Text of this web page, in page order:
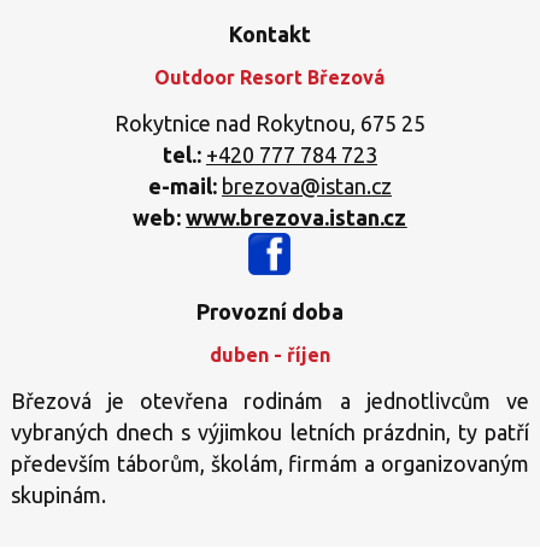
Kontakt
Outdoor Resort Březová
Rokytnice nad Rokytnou, 675 25
tel.: +420 777 784 723
e-mail: brezova@istan.cz
web:www.brezova.istan.cz
Provozní doba
duben - říjen
Březová je otevřena rodinám a jednotlivcům ve
vybraných dnech s výjimkou letních prázdnin, ty patří
především táborům, školám, firmám a organizovaným
skupinám.